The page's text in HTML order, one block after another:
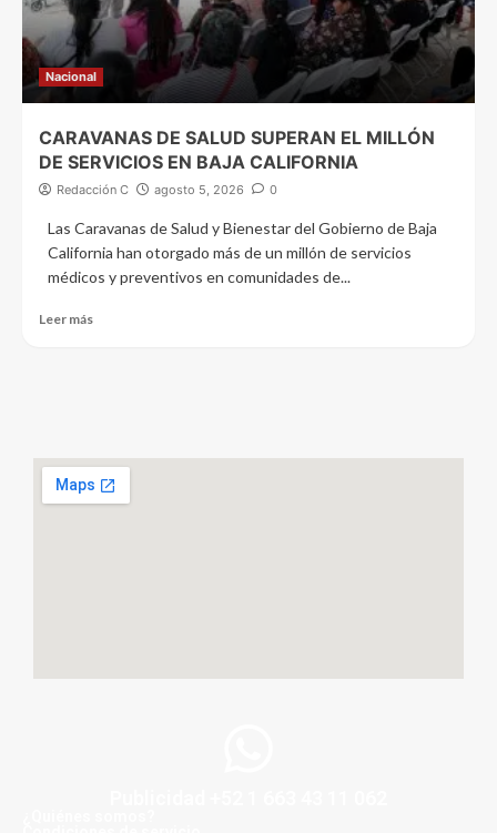
Nacional
CARAVANAS DE SALUD SUPERAN EL MILLÓN
DE SERVICIOS EN BAJA CALIFORNIA
Redacción C agosto 5, 2026 0
Las Caravanas de Salud y Bienestar del Gobierno de Baja
California han otorgado más de un millón de servicios
médicos y preventivos en comunidades de...
Leer más